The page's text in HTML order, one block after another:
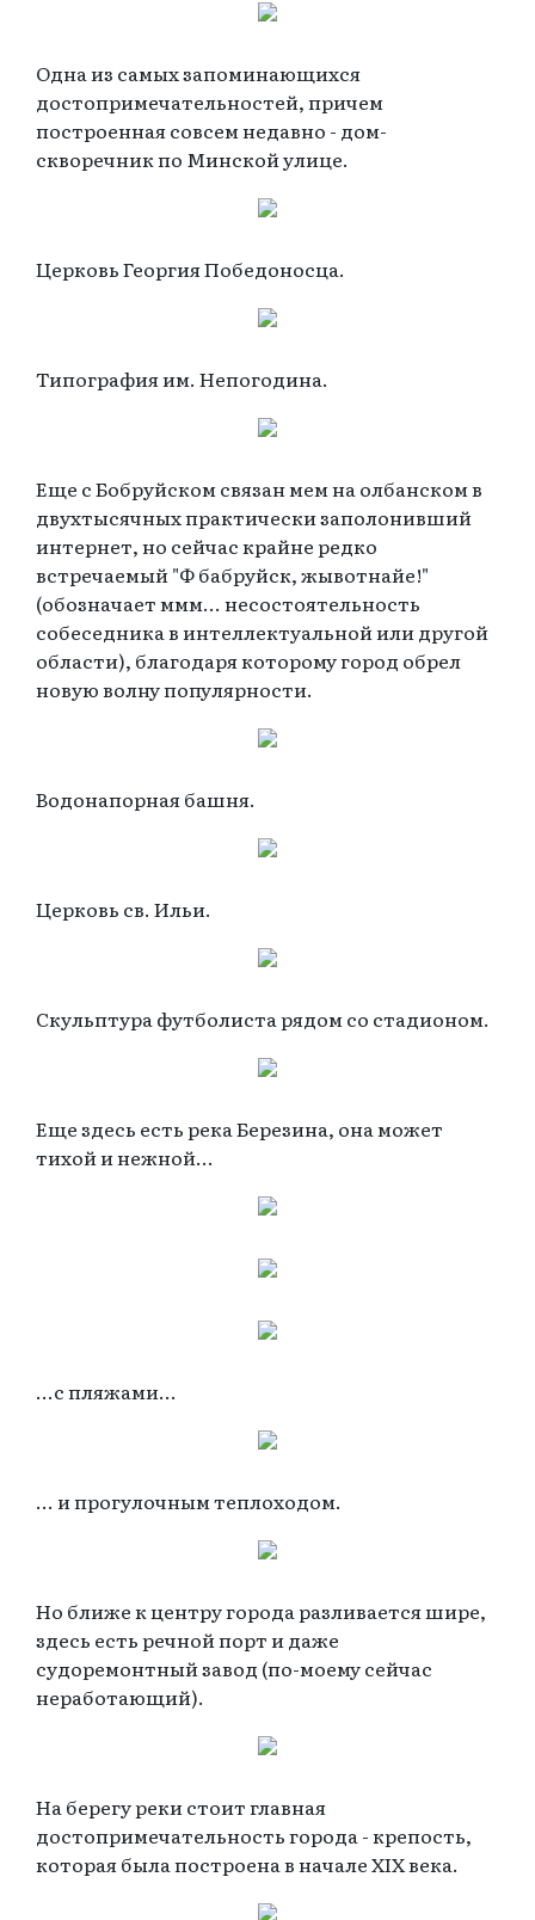
Одна из самых запоминающихся
достопримечательностей, причем
построенная совсем недавно - дом-
скворечник по Минской улице.
Церковь Георгия Победоносца.
Типография им. Непогодина.
Еще с Бобруйском связан мем на олбанском в
двухтысячных практически заполонивший
интернет, но сейчас крайне редко
встречаемый "Ф бабруйск, жывотнайе!"
(обозначает ммм... несостоятельность
собеседника в интеллектуальной или другой
области), благодаря которому город обрел
новую волну популярности.
Водонапорная башня.
Церковь св. Ильи.
Скульптура футболиста рядом со стадионом.
Еще здесь есть река Березина, она может
тихой и нежной...
...с пляжами...
... и прогулочным теплоходом.
Но ближе к центру города разливается шире,
здесь есть речной порт и даже
судоремонтный завод (по-моему сейчас
неработающий).
На берегу реки стоит главная
достопримечательность города - крепость,
которая была построена в начале XIX века.